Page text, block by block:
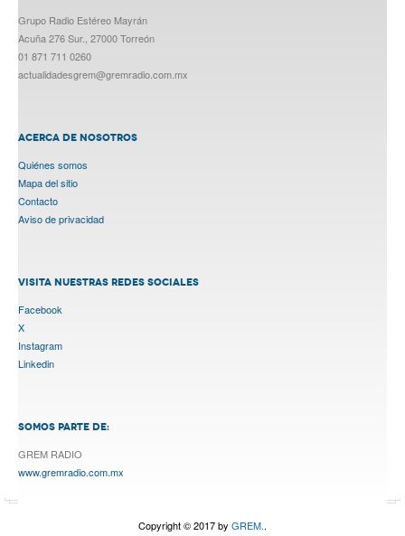
Grupo Radio Estéreo Mayrán
Acuña 276 Sur., 27000 Torreón
01 871 711 0260
actualidadesgrem@gremradio.com.mx
ACERCA DE NOSOTROS
Quiénes somos
Mapa del sitio
Contacto
Aviso de privacidad
VISITA NUESTRAS REDES SOCIALES
Facebook
X
Instagram
Linkedin
SOMOS PARTE DE:
GREM RADIO
www.gremradio.com.mx
Copyright © 2017 by GREM..